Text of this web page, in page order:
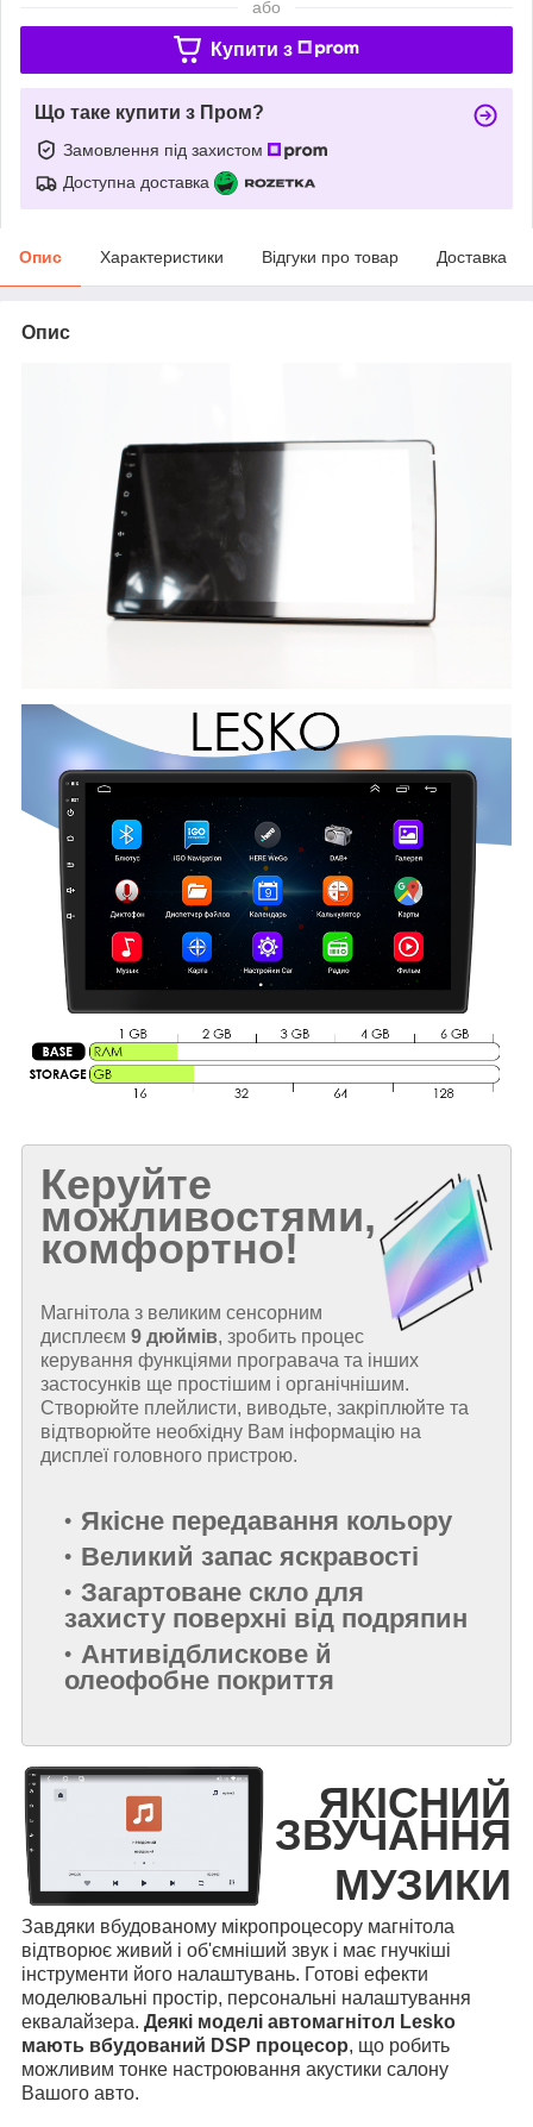
або
Купити з
Що таке купити з Пром?
Замовлення під захистом
Доступна доставка
Опис Характеристики Відгуки про товар Доставка
Опис
Керуйте
можливостями,
комфортно!
Магнітола з великим сенсорним
дисплеєм 9 дюймів, зробить процес
керування функціями програвача та інших
застосунків ще простішим і органічнішим.
Створюйте плейлисти, виводьте, закріплюйте та
відтворюйте необхідну Вам інформацію на
дисплеї головного пристрою.
Якісне передавання кольору
Великий запас яскравості
Загартоване скло для
захисту поверхні від подряпин
Антивідблискове й
олеофобне покриття
ЯКІСНИЙ
ЗВУЧАННЯ
МУЗИКИ
Завдяки вбудованому мікропроцесору магнітола
відтворює живий і об'ємніший звук і має гнучкіші
інструменти його налаштувань. Готові ефекти
моделювальні простір, персональні налаштування
еквалайзера. Деякі моделі автомагнітол Lesko
мають вбудований DSP процесор, що робить
можливим тонке настроювання акустики салону
Вашого авто.